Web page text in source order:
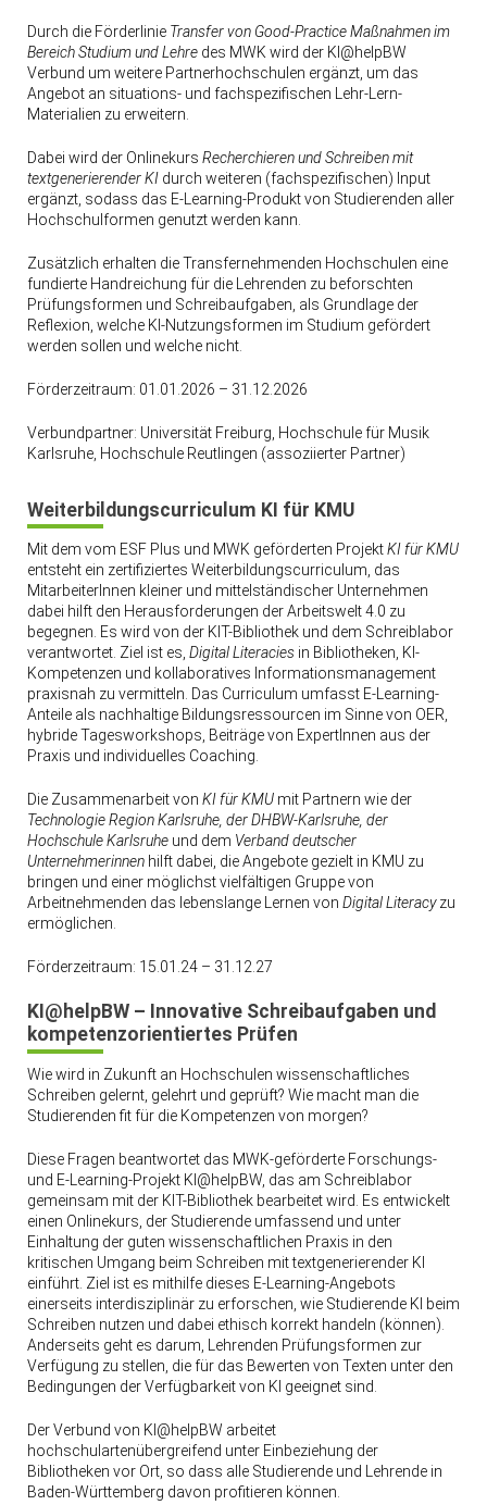
Durch die Förderlinie Transfer von Good-Practice Maßnahmen im
Bereich Studium und Lehre des MWK wird der KI@helpBW
Verbund um weitere Partnerhochschulen ergänzt, um das
Angebot an situations- und fachspezifischen Lehr-Lern-
Materialien zu erweitern.
Dabei wird der Onlinekurs Recherchieren und Schreiben mit
textgenerierender KIdurch weiteren (fachspezifischen) Input
ergänzt, sodass das E-Learning-Produkt von Studierenden aller
Hochschulformen genutzt werden kann.
Zusätzlich erhalten die Transfernehmenden Hochschulen eine
fundierte Handreichung für die Lehrenden zu beforschten
Prüfungsformen und Schreibaufgaben, als Grundlage der
Reflexion, welche KI-Nutzungsformen im Studium gefördert
werden sollen und welche nicht.
Förderzeitraum: 01.01.2026 – 31.12.2026
Verbundpartner: Universität Freiburg, Hochschule für Musik
Karlsruhe, Hochschule Reutlingen (assoziierter Partner)
Weiterbildungscurriculum KI für KMU
Mit dem vom ESF Plus und MWK geförderten ProjektKI für KMU
entsteht ein zertifiziertes Weiterbildungscurriculum, das
MitarbeiterInnen kleiner und mittelständischer Unternehmen
dabei hilft den Herausforderungen der Arbeitswelt 4.0 zu
begegnen. Es wird von der KIT-Bibliothek und dem Schreiblabor
verantwortet. Ziel ist es, Digital Literaciesin Bibliotheken, KI-
Kompetenzen und kollaboratives Informationsmanagement
praxisnah zu vermitteln. Das Curriculum umfasst E-Learning-
Anteile als nachhaltige Bildungsressourcen im Sinne von OER,
hybride Tagesworkshops, Beiträge von ExpertInnen aus der
Praxis und individuelles Coaching.
Die Zusammenarbeit von KI für KMUmit Partnern wie der
Technologie Region Karlsruhe, der DHBW-Karlsruhe, der
Hochschule Karlsruheund dem Verband deutscher
Unternehmerinnenhilft dabei, die Angebote gezielt in KMU zu
bringen und einer möglichst vielfältigen Gruppe von
Arbeitnehmenden das lebenslange Lernen von Digital Literacyzu
ermöglichen.
Förderzeitraum: 15.01.24 – 31.12.27
KI@helpBW – Innovative Schreibaufgaben und
kompetenzorientiertes Prüfen
Wie wird in Zukunft an Hochschulen wissenschaftliches
Schreiben gelernt, gelehrt und geprüft? Wie macht man die
Studierenden fit für die Kompetenzen von morgen?
Diese Fragen beantwortet das MWK-geförderte Forschungs-
und E-Learning-Projekt KI@helpBW, das am Schreiblabor
gemeinsam mit der KIT-Bibliothek bearbeitet wird. Es entwickelt
einen Onlinekurs, der Studierende umfassend und unter
Einhaltung der guten wissenschaftlichen Praxis in den
kritischen Umgang beim Schreiben mit textgenerierender KI
einführt. Ziel ist es mithilfe dieses E-Learning-Angebots
einerseits interdisziplinär zu erforschen, wie Studierende KI beim
Schreiben nutzen und dabei ethisch korrekt handeln (können).
Anderseits geht es darum, Lehrenden Prüfungsformen zur
Verfügung zu stellen, die für das Bewerten von Texten unter den
Bedingungen der Verfügbarkeit von KI geeignet sind.
Der Verbund von KI@helpBW arbeitet
hochschulartenübergreifend unter Einbeziehung der
Bibliotheken vor Ort, so dass alle Studierende und Lehrende in
Baden-Württemberg davon profitieren können.